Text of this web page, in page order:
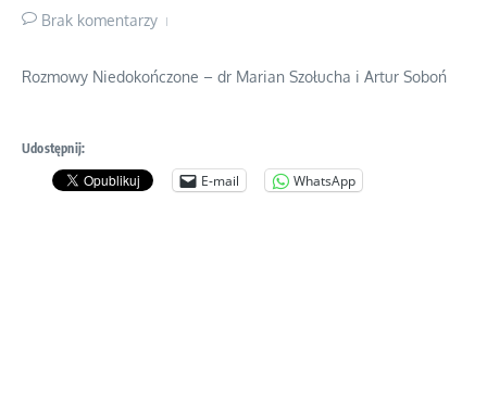
Brak komentarzy
Rozmowy Niedokończone – dr Marian Szołucha i Artur Soboń
Udostępnij:
E-mail WhatsApp